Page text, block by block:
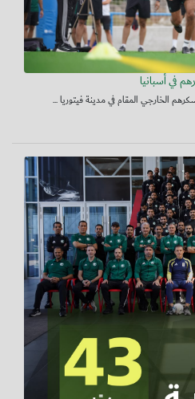
في أسبانيا
الخارجي المقام في مدينة فيتوريا ...